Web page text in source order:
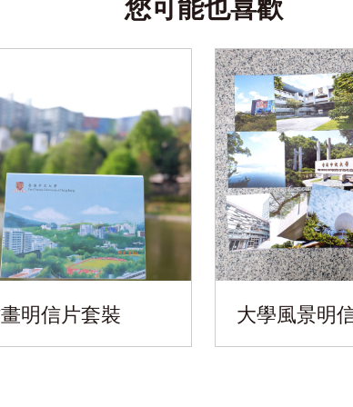
明信片套裝 大學風景明